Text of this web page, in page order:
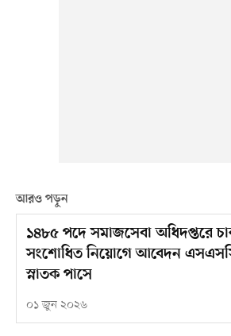
আরও পড়ুন
১৪৮৫ পদে সমাজসেবা অধিদপ্তরে
সংশোধিত নিয়োগে আবেদন
স্নাতক পাসে
০১ জুন ২০২৬